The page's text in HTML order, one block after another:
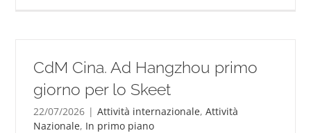
CdM Cina. Ad Hangzhou primo
giorno per lo Skeet
22/07/2026 | Attività internazionale,Attività
Nazionale, In primo piano